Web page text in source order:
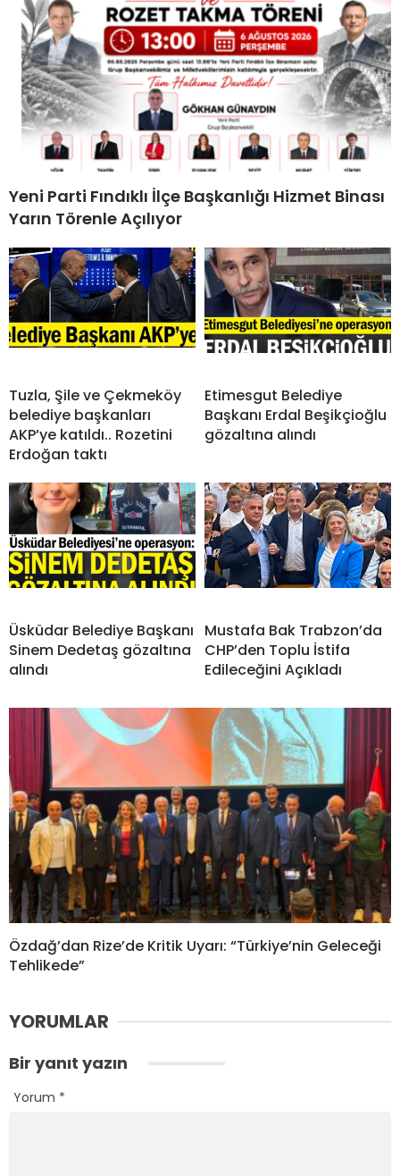
Yeni Parti Fındıklı İlçe Başkanlığı Hizmet Binası
Yarın Törenle Açılıyor
Tuzla, Şile ve Çekmeköy
belediye başkanları
AKP’ye katıldı.. Rozetini
Erdoğan taktı
Etimesgut Belediye
Başkanı Erdal Beşikçioğlu
gözaltına alındı
Üsküdar Belediye Başkanı
Sinem Dedetaş gözaltına
alındı
Mustafa Bak Trabzon’da
CHP’den Toplu İstifa
Edileceğini Açıkladı
Özdağ’dan Rize’de Kritik Uyarı: “Türkiye’nin Geleceği
Tehlikede”
YORUMLAR
Bir yanıt yazın
Yorum *